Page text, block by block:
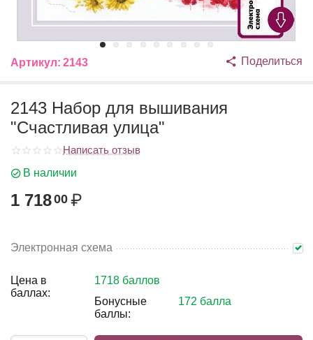
Артикул: 2143 Поделиться
2143 Набор для вышивания
"Счастливая улица"
Написать отзыв
В наличии
1 71800 ₽
Электронная схема
Цена в
баллах:
1718 баллов
Бонусные
баллы:
172 балла